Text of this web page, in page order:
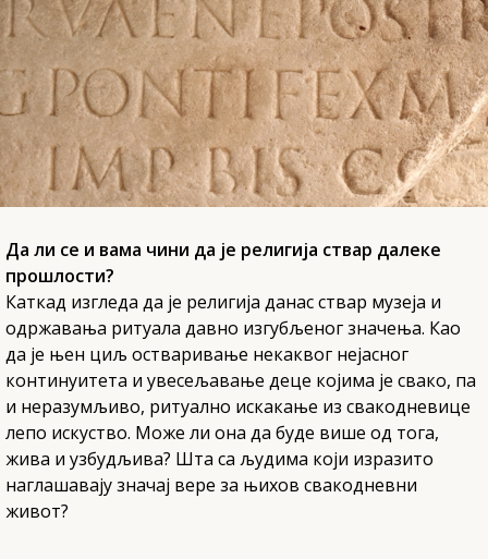
Да ли се и вама чини да је религија ствар далеке
прошлости?
Каткад изгледа да је религија данас ствар музеја и
одржавања ритуала давно изгубљеног значења. Као
да је њен циљ остваривање некаквог нејасног
континуитета и увесељавање деце којима је свако, па
и неразумљиво, ритуално искакање из свакодневице
лепо искуство. Може ли она да буде више од тога,
жива и узбудљива? Шта са људима који изразито
наглашавају значај вере за њихов свакодневни
живот?